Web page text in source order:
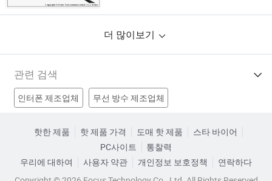
더 많이보기
관련 검색
인터폰 제조업체 무선 방수 제조업체
할인 양방향 무선기기 공장 전문 양방향 무선기기 공장
핫한 제품 핫 제품 가격 도매 핫 제품
스타 바이어
PC사이트
통찰력
우리에 대하여
사용자 약관 개인정보 보호정책
연락하다